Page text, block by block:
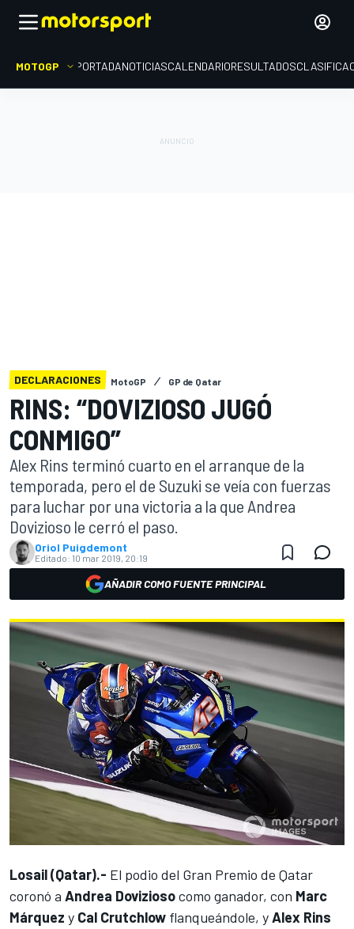
MOTOGP PORTADANOTICIASCALENDARIORESULTADOS
DECLARACIONES MotoGP GP de Qatar
RINS: “DOVIZIOSO JUGÓ
CONMIGO”
Alex Rins terminó cuarto en el arranque de la
temporada, pero el de Suzuki se veía con fuerzas
para luchar por una victoria a la que Andrea
Dovizioso le cerró el paso.
Oriol Puigdemont
Editado: 10 mar 2019, 20:19
AÑADIR COMO FUENTE PRINCIPAL
Losail (Qatar).- El podio del Gran Premio de Qatar
coronó a Andrea Doviziosocomo ganador, con Marc
Márquez y Cal Crutchlow flanqueándole, yAlex Rins